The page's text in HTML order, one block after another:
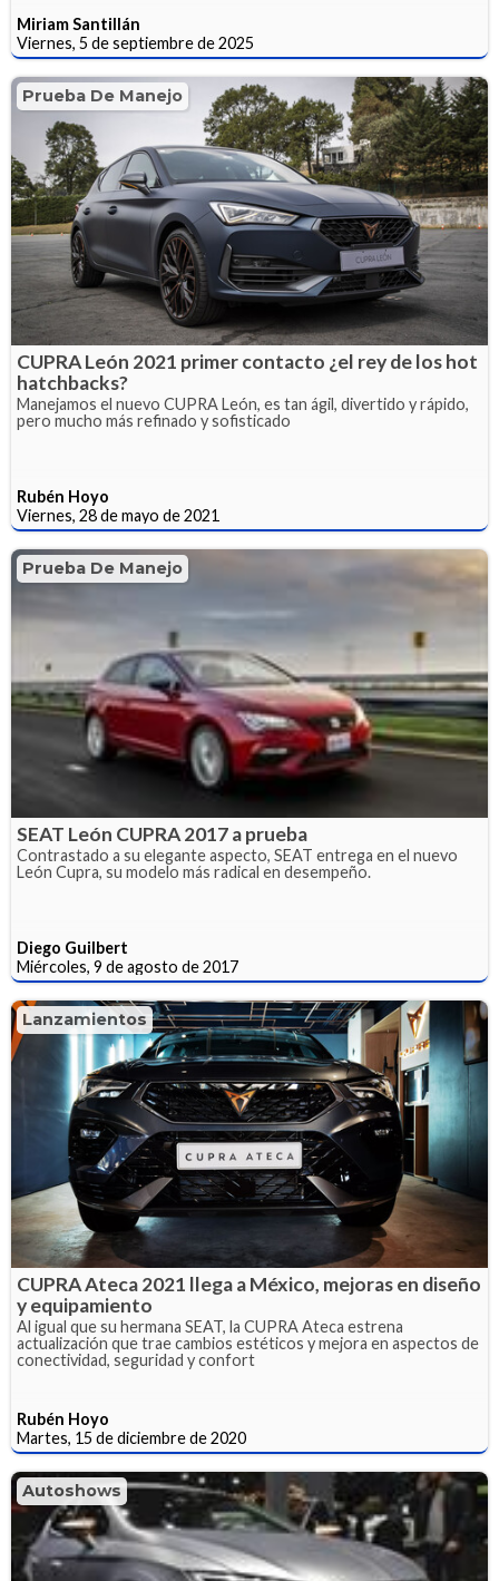
Miriam Santillán
Viernes, 5 de septiembre de 2025
Prueba De Manejo
CUPRA León 2021 primer contacto ¿el rey de los hot
hatchbacks?
Manejamos el nuevo CUPRA León, es tan ágil, divertido y rápido,
pero mucho más refinado y sofisticado
Rubén Hoyo
Viernes, 28 de mayo de 2021
Prueba De Manejo
SEAT León CUPRA 2017 a prueba
Contrastado a su elegante aspecto, SEAT entrega en el nuevo
León Cupra, su modelo más radical en desempeño.
Diego Guilbert
Miércoles, 9 de agosto de 2017
Lanzamientos
CUPRA Ateca 2021 llega a México, mejoras en diseño
y equipamiento
Al igual que su hermana SEAT, la CUPRA Ateca estrena
actualización que trae cambios estéticos y mejora en aspectos de
conectividad, seguridad y confort
Rubén Hoyo
Martes, 15 de diciembre de 2020
Autoshows